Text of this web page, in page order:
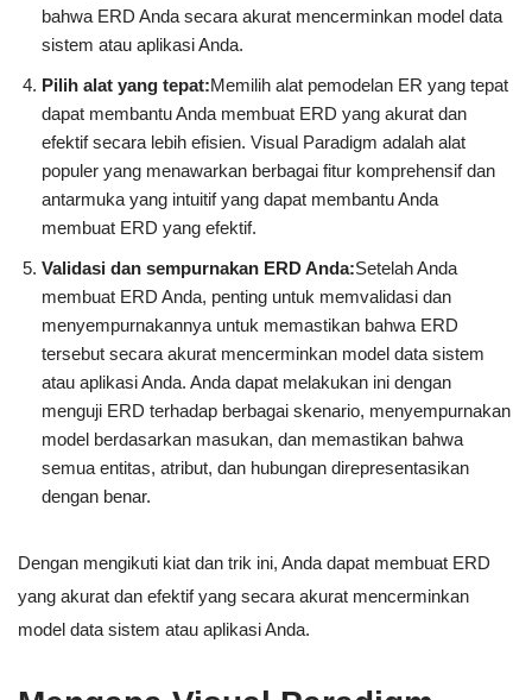
bahwa ERD Anda secara akurat mencerminkan model data
sistem atau aplikasi Anda.
Pilih alat yang tepat:Memilih alat pemodelan ER yang tepat
dapat membantu Anda membuat ERD yang akurat dan
efektif secara lebih efisien. Visual Paradigm adalah alat
populer yang menawarkan berbagai fitur komprehensif dan
antarmuka yang intuitif yang dapat membantu Anda
membuat ERD yang efektif.
Validasi dan sempurnakan ERD Anda:Setelah Anda
membuat ERD Anda, penting untuk memvalidasi dan
menyempurnakannya untuk memastikan bahwa ERD
tersebut secara akurat mencerminkan model data sistem
atau aplikasi Anda. Anda dapat melakukan ini dengan
menguji ERD terhadap berbagai skenario, menyempurnakan
model berdasarkan masukan, dan memastikan bahwa
semua entitas, atribut, dan hubungan direpresentasikan
dengan benar.
Dengan mengikuti kiat dan trik ini, Anda dapat membuat ERD
yang akurat dan efektif yang secara akurat mencerminkan
model data sistem atau aplikasi Anda.